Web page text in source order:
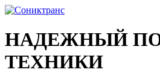
НАДЕЖНЫЙ
ТЕХНИКИ